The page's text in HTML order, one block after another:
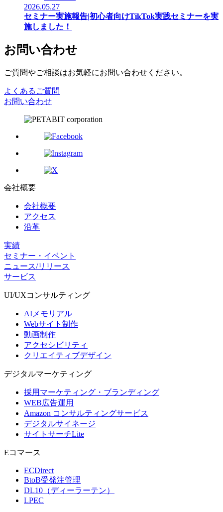
2026.05.27
セミナー実施報告|初心者向けTikTok実践セミナーを実
施しました！
お問い合わせ
ご質問やご相談はお気軽にお問い合わせください。
よくあるご質問
お問い合わせ
会社概要
会社概要
アクセス
沿革
実績
セミナー・イベント
ニュース/リリース
サービス
UI/UXコンサルティング
AIメモリアル
Webサイト制作
動画制作
アクセシビリティ
クリエイティブデザイン
デジタルマーケティング
採用マーケティング・ブランディング
WEB広告運用
Amazon コンサルティングサービス
デジタルサイネージ
サイトサーチLite
Eコマース
ECDirect
BtoB受発注管理
DL10（ディーラーテン）
LPEC